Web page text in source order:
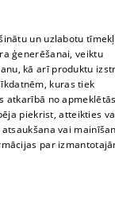
un uzlabotu
ģenerēšanai, veiktu
kā arī produktu
kuras tiek
atkarībā no
piekrist, atteikties
vai
par